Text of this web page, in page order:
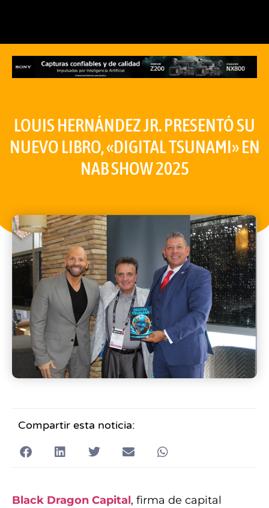
LOUIS HERNÁNDEZ JR. PRESENTÓ SU
NUEVO LIBRO, «DIGITAL TSUNAMI» EN
NAB SHOW 2025
Compartir esta noticia:
Black Dragon Capital, firma de capital